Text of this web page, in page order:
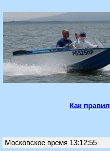
Как
Московское время 13:12:55